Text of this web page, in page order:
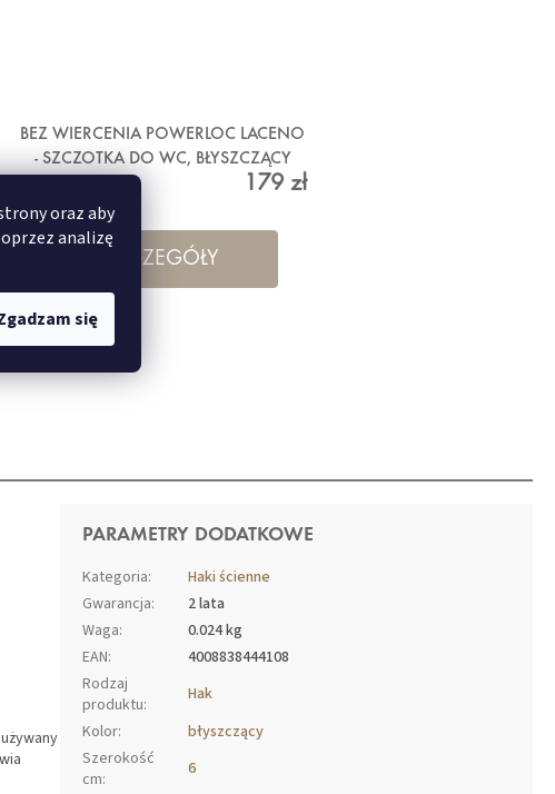
oraz aby
analizę
się
BEZ WIERCENIA POWERLOC LACENO
- SZCZOTKA DO WC, BŁYSZCZĄCY
METAL
179 zł
SZCZEGÓŁY
PARAMETRY DODATKOWE
Kategoria:
Haki ścienne
Gwarancja:
2 lata
Waga:
0.024 kg
EAN:
4008838444108
Rodzaj
produktu:
Hak
Kolor:
błyszczący
Szerokość
cm:
6